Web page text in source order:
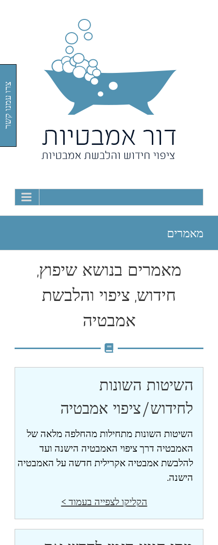
מאמרים
מאמרים בנושא שיפוץ,
חידוש, ציפוי והלבשת
אמבטיה
השיטות השונות
לחידוש/ציפוי אמבטיה
השיטות השונות מתחילות מהחלפה מלאה של
האמבטיה דרך ציפוי האמבטיה הישנה ועד
להלבשת אמבטיה אקרילית חדשה על האמבטיה
הישנה.
הקליקו לצפייה בעמוד >
צרו עמנו קשר